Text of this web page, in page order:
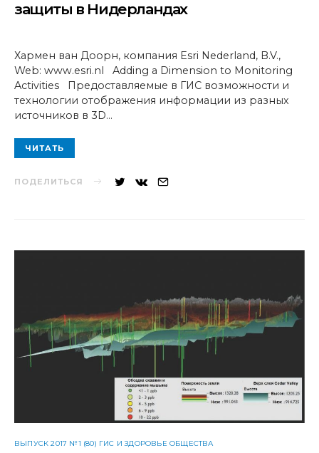
защиты в Нидерландах
Хармен ван Доорн, компания Esri Nederland, B.V.,
Web: www.esri.nl Adding a Dimension to Monitoring
Activities Предоставляемые в ГИС возможности и
технологии отображения информации из разных
источников в 3D…
ЧИТАТЬ
ПОДЕЛИТЬСЯ
ВЫПУСК 2017 №1 (80) ГИС И ЗДОРОВЬЕ ОБЩЕСТВА